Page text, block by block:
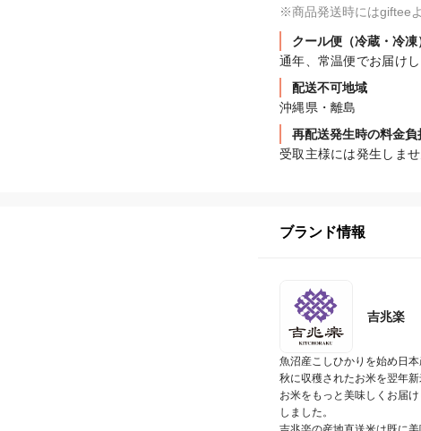
※商品発送時にはgiftee
クール便（冷蔵・冷凍
通年、常温便でお届けし
配送不可地域
沖縄県・離島
再配送発生時の料金負
受取主様には発生しま
ブランド情報
吉兆楽
魚沼産こしひかりを始め日
秋に収穫されたお米を翌年
お米をもっと美味しくお届
しました。